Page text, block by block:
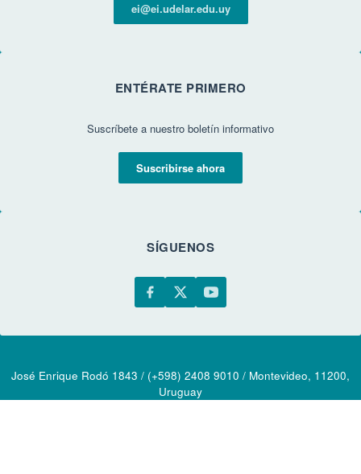
ei@ei.udelar.edu.uy
ENTÉRATE PRIMERO
Suscríbete a nuestro boletín informativo
Suscribirse ahora
SÍGUENOS
José Enrique Rodó 1843 / (+598) 2408 9010 / Montevideo, 11200,
Uruguay